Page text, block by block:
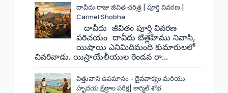
దావీదు రాజు జీవిత చరిత్ర | పూర్తి వివరణ |
Carmel Shobha
దావీదు జీవితం పూర్తి వివరణ
పరిచయం దావీదు బేత్లెహేము నివాసి,
యిషాయి ఎనిమిదిమంది కుమారులలో
చివరివాడు. యిస్రాయేలీయుల రెండవ రా...
విత్తువాని ఉపమానం - దైవవాక్యం మరియు
హృదయ క్షేత్రాల పరీక్ష| కార్మెల్ శోభ